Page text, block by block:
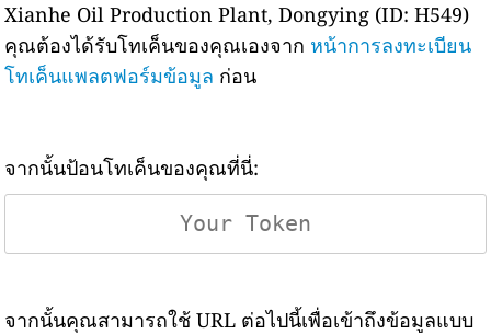
Xianhe Oil Production Plant, Dongying (ID: H549)
คุณต้องได้รับโทเค็นของคุณเองจาก หน้าการลงทะเบียน
โทเค็นแพลตฟอร์มข้อมูล ก่อน
จากนั้นป้อนโทเค็นของคุณที่นี่:
จากนั้นคุณสามารถใช้ URL ต่อไปนี้เพื่อเข้าถึงข้อมูลแบบ